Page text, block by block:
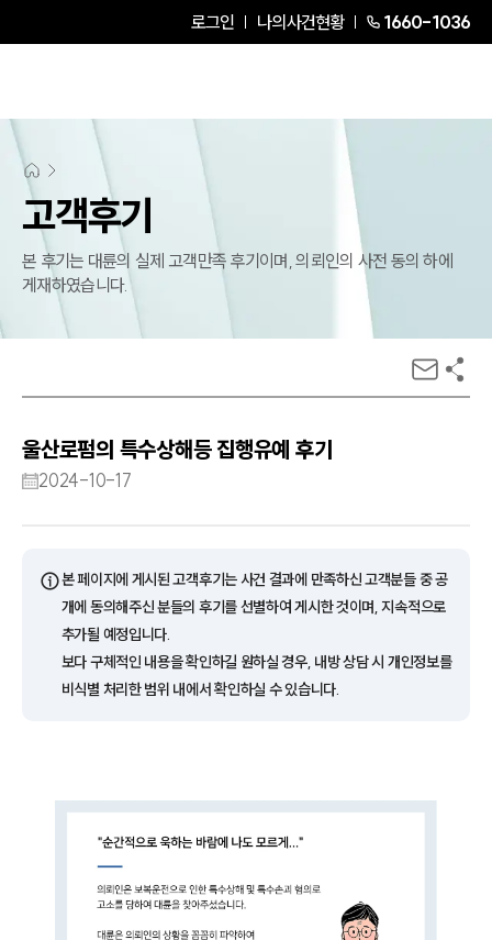
로그인 나의사건현황 1660-1036
고객후기
본 후기는 대륜의 실제 고객만족 후기이며, 의뢰인의 사전 동의 하에
게재하였습니다.
울산로펌의 특수상해등 집행유예 후기
2024-10-17
ⓘ본 페이지에 게시된 고객후기는 사건 결과에 만족하신 고객분들 중 공
개에 동의해주신 분들의 후기를 선별하여 게시한 것이며, 지속적으로
추가될 예정입니다.
보다 구체적인 내용을 확인하길 원하실 경우, 내방 상담 시 개인정보를
비식별 처리한 범위 내에서 확인하실 수 있습니다.